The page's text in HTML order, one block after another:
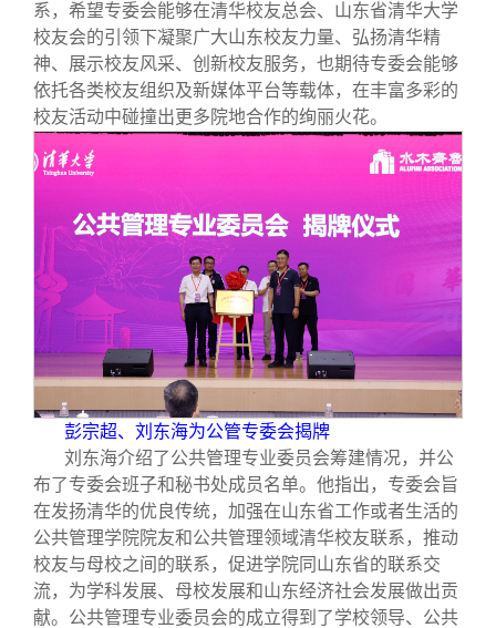
系，希望专委会能够在清华校友总会、山东省清华大学
校友会的引领下凝聚广大山东校友力量、弘扬清华精
神、展示校友风采、创新校友服务，也期待专委会能够
依托各类校友组织及新媒体平台等载体，在丰富多彩的
校友活动中碰撞出更多院地合作的绚丽火花。
彭宗超、刘东海为公管专委会揭牌
刘东海介绍了公共管理专业委员会筹建情况，并公
布了专委会班子和秘书处成员名单。他指出，专委会旨
在发扬清华的优良传统，加强在山东省工作或者生活的
公共管理学院院友和公共管理领域清华校友联系，推动
校友与母校之间的联系，促进学院同山东省的联系交
流，为学科发展、母校发展和山东经济社会发展做出贡
献。公共管理专业委员会的成立得到了学校领导、公共